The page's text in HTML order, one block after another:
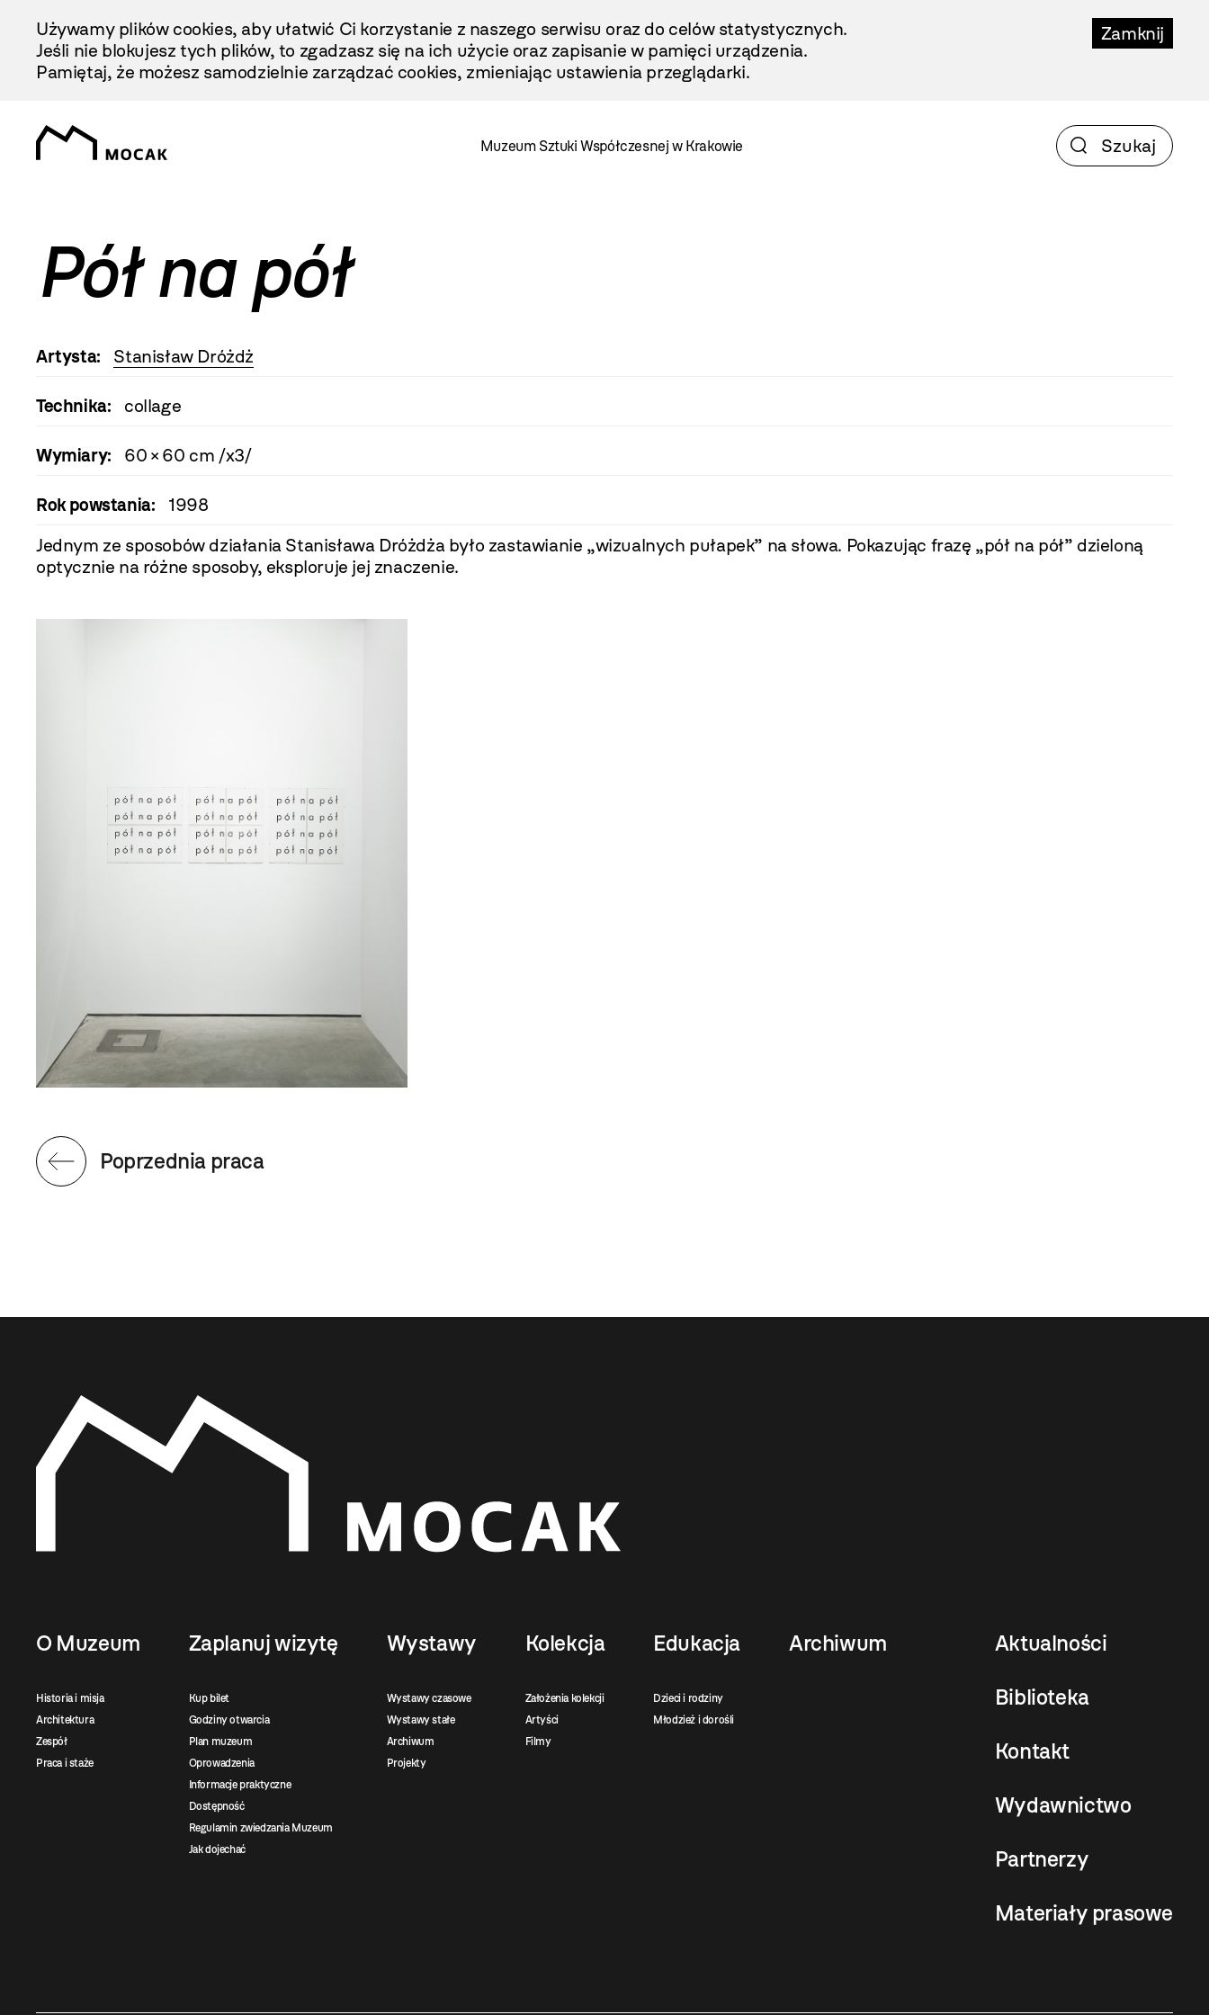
Treści
Zamknij
Używamy plików cookies, aby ułatwić Ci korzystanie z naszego serwisu oraz do celów statystycznych.
Jeśli nie blokujesz tych plików, to zgadzasz się na ich użycie oraz zapisanie w pamięci urządzenia.
Pamiętaj, że możesz samodzielnie zarządzać cookies, zmieniając ustawienia przeglądarki.
Muzeum Sztuki Współczesnej w Krakowie
Pół na pół
Artysta: Stanisław Dróżdż
Technika: collage
Wymiary: 60 × 60 cm /x3/
Rok powstania:
1998
Jednym ze sposobów działania Stanisława Dróżdża było zastawianie „wizualnych pułapek” na słowa. Pokazując frazę „pół na pół” dzieloną
optycznie na różne sposoby, eksploruje jej znaczenie.
Poprzednia praca
O Muzeum
Historia i misja
Architektura
Zespół
Praca i staże
Zaplanuj wizytę
Kup bilet
Godziny otwarcia
Plan muzeum
Oprowadzenia
Informacje praktyczne
Dostępność
Regulamin zwiedzania Muzeum
Jak dojechać
Wystawy
Wystawy czasowe
Wystawy stałe
Archiwum
Projekty
Kolekcja
Założenia kolekcji
Artyści
Filmy
Edukacja
Dzieci i rodziny
Młodzież i dorośli
Archiwum Aktualności
Biblioteka
Kontakt
Wydawnictwo
Partnerzy
Materiały prasowe